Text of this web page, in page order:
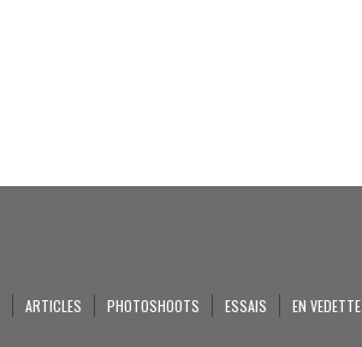
ARTICLES PHOTOSHOOTS ESSAIS EN VEDETTE